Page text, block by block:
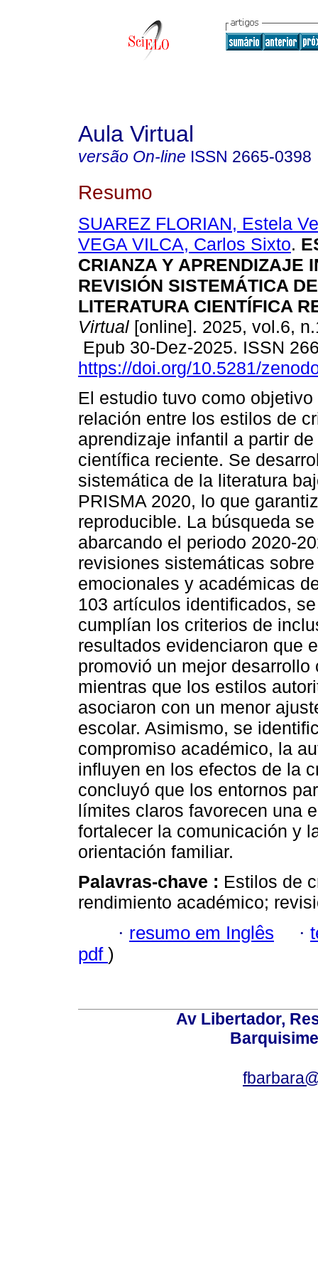
Aula Virtual
versão On-line ISSN 2665-0398
Resumo
SUAREZ FLORIAN, Estela
VEGA VILCA, Carlos Sixto.
CRIANZA Y APRENDIZAJE
REVISIÓN SISTEMÁTICA
LITERATURA CIENTÍFICA
Virtual [online]. 2025, vol.6,
Epub 30-Dez-2025. ISSN
https://doi.org/10.5281/
El estudio tuvo como
relación entre los estilos de
aprendizaje infantil a partir
científica reciente. Se
sistemática de la literatura
PRISMA 2020, lo que
reproducible. La búsqueda
abarcando el periodo 2020-
revisiones sistemáticas
emocionales y académicas
103 artículos identificados,
cumplían los criterios de
resultados evidenciaron que
promovió un mejor
mientras que los estilos
asociaron con un menor
escolar. Asimismo, se
compromiso académico, la
influyen en los efectos de la
concluyó que los entornos
límites claros favorecen una
fortalecer la comunicación y
orientación familiar.
Palavras-chave : Estilos de
rendimiento académico;
· resumo em Inglês ·
pdf )
Av Libertador,